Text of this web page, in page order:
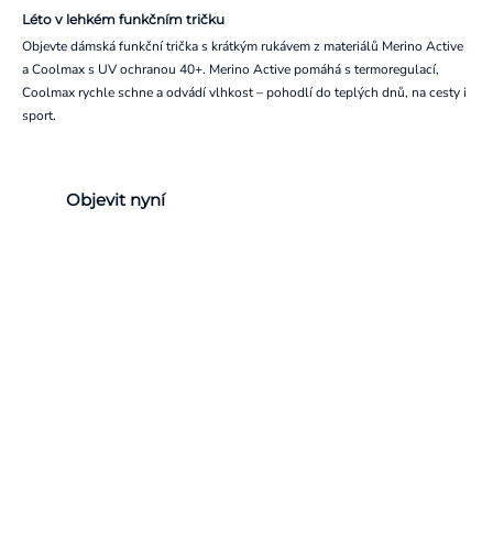
Léto v lehkém funkčním tričku
Objevte dámská funkční trička s krátkým rukávem z materiálů Merino Active
a Coolmax s UV ochranou 40+. Merino Active pomáhá s termoregulací,
Coolmax rychle schne a odvádí vlhkost – pohodlí do teplých dnů, na cesty i
sport.
Objevit nyní